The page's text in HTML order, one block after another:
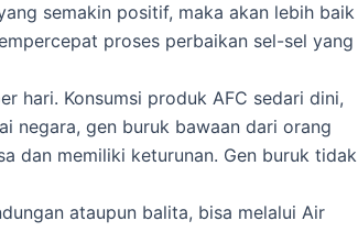
semakin positif, maka akan lebih baik
proses perbaikan sel-sel yang
hari. Konsumsi produk AFC sedari dini,
negara, gen buruk bawaan dari orang
dan memiliki keturunan. Gen buruk tidak
ataupun balita, bisa melalui Air